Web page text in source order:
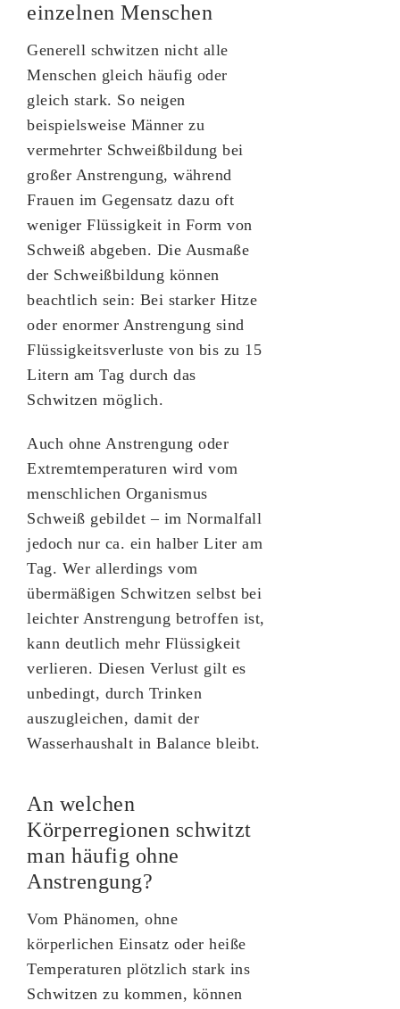
einzelnen Menschen
Generell schwitzen nicht alle
Menschen gleich häufig oder
gleich stark. So neigen
beispielsweise Männer zu
vermehrter Schweißbildung bei
großer Anstrengung, während
Frauen im Gegensatz dazu oft
weniger Flüssigkeit in Form von
Schweiß abgeben. Die Ausmaße
der Schweißbildung können
beachtlich sein: Bei starker Hitze
oder enormer Anstrengung sind
Flüssigkeitsverluste von bis zu 15
Litern am Tag durch das
Schwitzen möglich.
Auch ohne Anstrengung oder
Extremtemperaturen wird vom
menschlichen Organismus
Schweiß gebildet – im Normalfall
jedoch nur ca. ein halber Liter am
Tag. Wer allerdings vom
übermäßigen Schwitzen selbst bei
leichter Anstrengung betroffen ist,
kann deutlich mehr Flüssigkeit
verlieren. Diesen Verlust gilt es
unbedingt, durch Trinken
auszugleichen, damit der
Wasserhaushalt in Balance bleibt.
An welchen
Körperregionen schwitzt
man häufig ohne
Anstrengung?
Vom Phänomen, ohne
körperlichen Einsatz oder heiße
Temperaturen plötzlich stark ins
Schwitzen zu kommen, können